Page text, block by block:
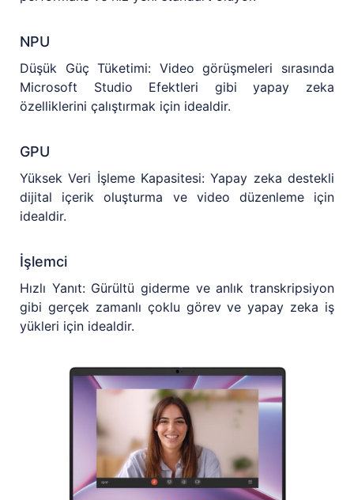
NPU
Düşük Güç Tüketimi: Video görüşmeleri sırasında
Microsoft Studio Efektleri gibi yapay zeka
özelliklerini çalıştırmak için idealdir.
GPU
Yüksek Veri İşleme Kapasitesi: Yapay zeka destekli
dijital içerik oluşturma ve video düzenleme için
idealdir.
İşlemci
Hızlı Yanıt: Gürültü giderme ve anlık transkripsiyon
gibi gerçek zamanlı çoklu görev ve yapay zeka iş
yükleri için idealdir.